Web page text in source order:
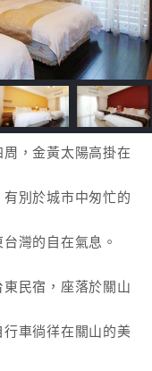
，金黃太陽高掛在
別於城市中匆忙的
灣的自在氣息。
東民宿，座落於關山
車徜徉在關山的美